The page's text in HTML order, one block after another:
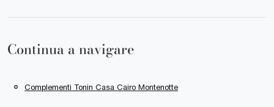
Continua a navigare
Complementi Tonin Casa Cairo Montenotte